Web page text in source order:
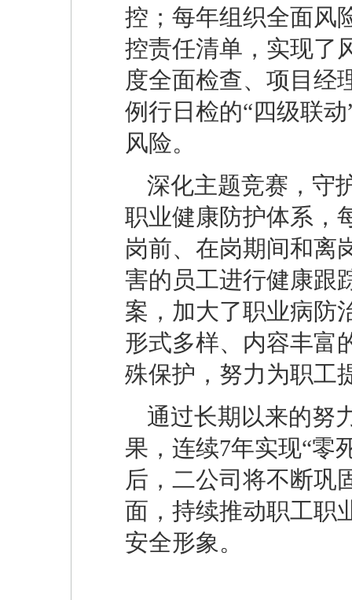
控；每年组织全面风
控责任清单，实现了
度全面检查、项目经
例行日检的“四级联
风险。
深化主题竞赛，守
职业健康防护体系，
岗前、在岗期间和离
害的员工进行健康跟
案，加大了职业病防
形式多样、内容丰富
殊保护，努力为职工
通过长期以来的努
果，连续7年实现“零
后，二公司将不断巩
面，持续推动职工职
安全形象。